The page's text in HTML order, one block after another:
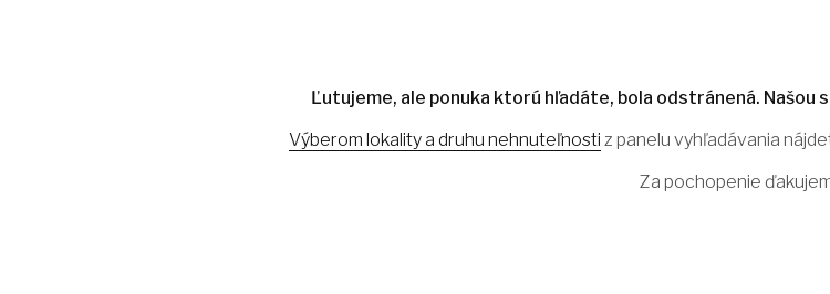
Ľutujeme, ale ponuka ktorú hľadáte, bola odstránená. Našou
Výberom lokality a druhu nehnuteľnosti z panelu vyhľadávania
Za pochopenie